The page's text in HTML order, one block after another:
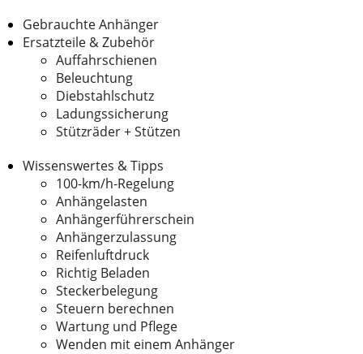
Gebrauchte Anhänger
Ersatzteile & Zubehör
Auffahrschienen
Beleuchtung
Diebstahlschutz
Ladungssicherung
Stützräder + Stützen
Wissenswertes & Tipps
100-km/h-Regelung
Anhängelasten
Anhängerführerschein
Anhängerzulassung
Reifenluftdruck
Richtig Beladen
Steckerbelegung
Steuern berechnen
Wartung und Pflege
Wenden mit einem Anhänger